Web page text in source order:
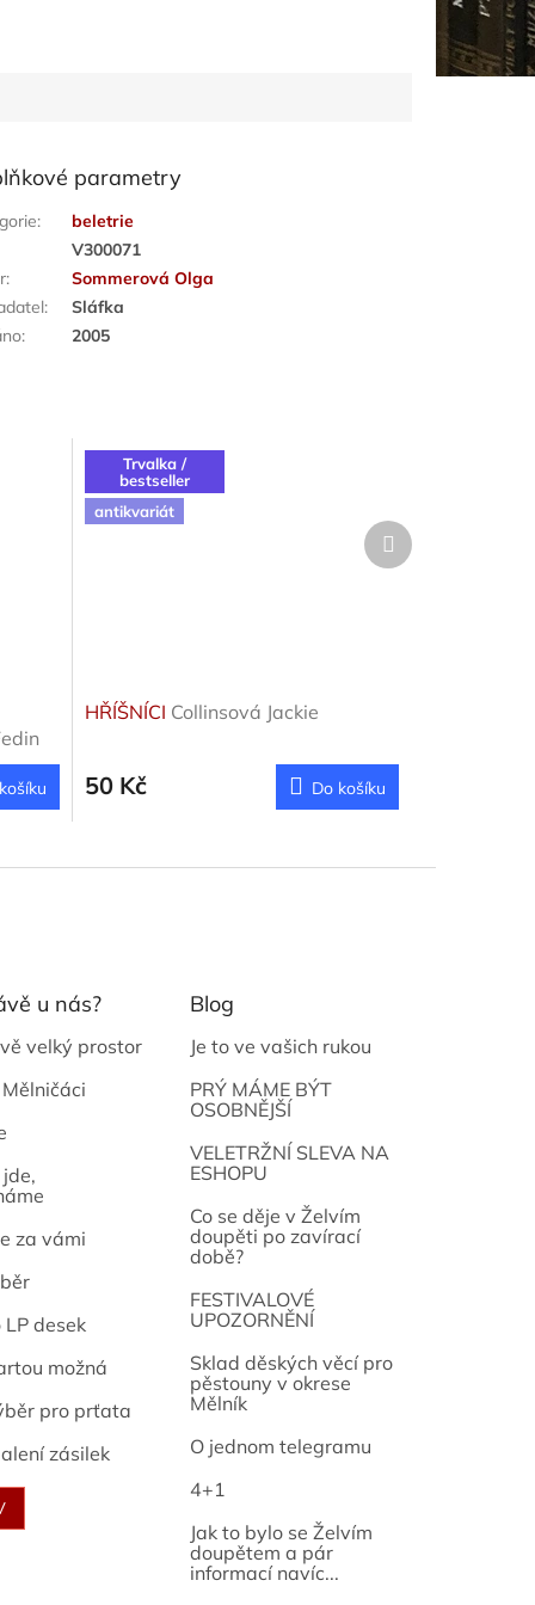
parametry
:
beletrie
V300071
:
Sommerová Olga
:
Sláfka
: 2005
Trvalka /
bestseller
antikvariát
HŘÍŠNÍCI Collinsová Jackie
50 Kč Do košíku
Další
produkt
u nás?
velký prostor
za vámi
desek
možná
pro prťata
zásilek
Blog
Je to ve vašich rukou
PRÝ MÁME BÝT
OSOBNĚJŠÍ
VELETRŽNÍ SLEVA NA
ESHOPU
Co se děje v Želvím
doupěti po zavírací
době?
FESTIVALOVÉ
UPOZORNĚNÍ
Sklad děských věcí pro
pěstouny v okrese
Mělník
O jednom telegramu
4+1
Jak to bylo se Želvím
doupětem a pár
informací navíc...